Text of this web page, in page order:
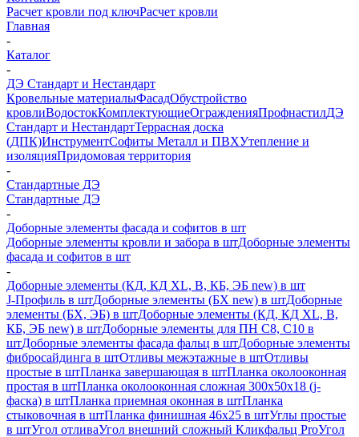
Расчет кровли под ключРасчет кровли
Главная
-
Каталог
-
ДЭ Стандарт и Нестандарт
Кровельные материалыФасадОбустройство
кровлиВодостокКомплектующиеОгражденияПрофнастилДЭ
Стандарт и НестандартТеррасная доска
(ДПК)ИнструментСофиты Металл и ПВХУтепление и
изоляцияПридомовая территория
-
Стандартные ДЭ
Стандартные ДЭ
-
Доборные элементы фасада и софитов в шт
Доборные элементы кровли и забора в штДоборные элементы
фасада и софитов в шт
-
Доборные элементы (КД, КД XL, В, КБ, ЭБ new) в шт
J-Профиль в штДоборные элементы (БХ new) в штДоборные
элементы (БХ, ЭБ) в штДоборные элементы (КД, КД XL, В,
КБ, ЭБ new) в штДоборные элементы для ПН С8, С10 в
штДоборные элементы фасада фальц в штДоборные элементы
фибросайдинга в штОтливы межэтажные в штОтливы
простые в штПланка завершающая в штПланка околооконная
простая в штПланка околооконная сложная 300х50х18 (j-
фаска) в штПланка приемная оконная в штПланка
стыковочная в штПланка финишная 46х25 в штУглы простые
в штУгол отливаУгол внешний сложный Кликфальц ProУгол